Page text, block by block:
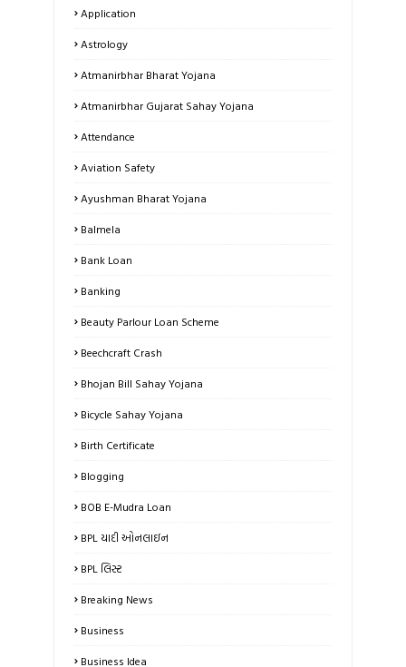
Application
Astrology
Atmanirbhar Bharat Yojana
Atmanirbhar Gujarat Sahay Yojana
Attendance
Aviation Safety
Ayushman Bharat Yojana
Balmela
Bank Loan
Banking
Beauty Parlour Loan Scheme
Beechcraft Crash
Bhojan Bill Sahay Yojana
Bicycle Sahay Yojana
Birth Certificate
Blogging
BOB E-Mudra Loan
BPL યાદી ઓનલાઇન
BPL લિસ્ટ
Breaking News
Business
Business Idea